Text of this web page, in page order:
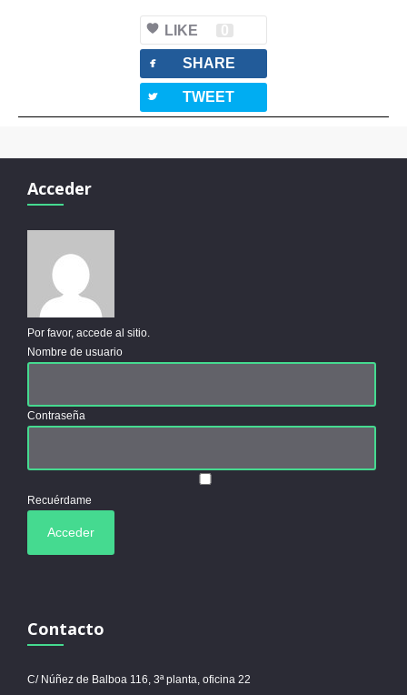
LIKE 0
facebook SHARE
twitterbird TWEET
Acceder
Por favor, accede al sitio.
Nombre de usuario
Contraseña
Recuérdame
Contacto
C/ Núñez de Balboa 116, 3ª planta, oficina 22